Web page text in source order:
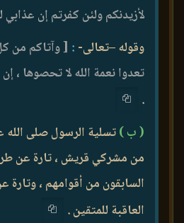
لأزيدنكم ولئن كفرتم إن
وقوله –تعالى- : [ وآتاكم من
تعدوا نعمة الله لا تحصوها ،
.
( ب‌ )تسلية الرسول صلى الله
من مشركي قريش ، تارة عن
السابقون من أقوامهم ، وتارة
العاقبة للمتقين .